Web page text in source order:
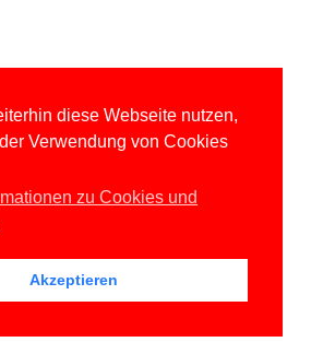
diese Webseite nutzen,
Verwendung von Cookies
zu Cookies und
Akzeptieren